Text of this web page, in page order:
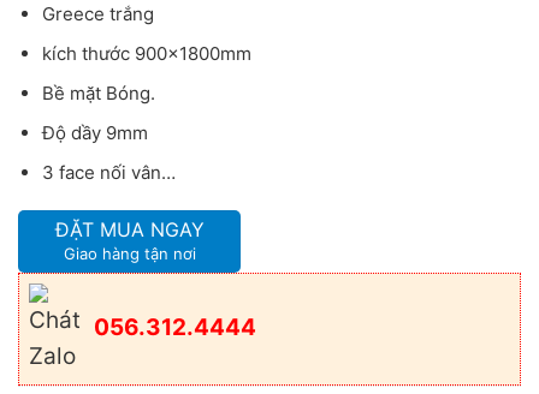
Greece trắng
kích thước 900x1800mm
Bề mặt Bóng.
Độ dầy 9mm
3 face nối vân…
ĐẶT MUA NGAY
Giao hàng tận nơi
056.312.4444